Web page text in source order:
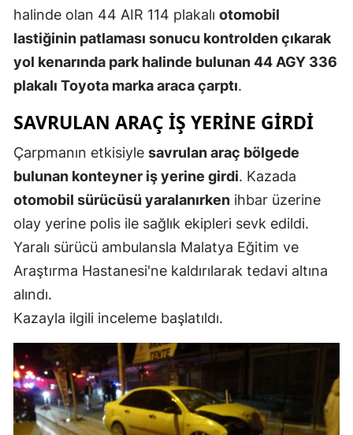
Hatay
Isparta
Kars
Kastamonu
Kayseri
Kütahya
halinde olan 44 AIR 114 plakalı otomobil
lastiğinin patlaması sonucu kontrolden çıkarak
yol kenarında park halinde bulunan 44 AGY 336
plakalı Toyota marka araca çarptı.
SAVRULAN ARAÇ İŞ YERİNE GİRDİ
Çarpmanın etkisiyle savrulan araç bölgede
bulunan konteyner iş yerine girdi. Kazada
otomobil sürücüsü yaralanırken ihbar üzerine
olay yerine polis ile sağlık ekipleri sevk edildi.
Yaralı sürücü ambulansla Malatya Eğitim ve
Araştırma Hastanesi'ne kaldırılarak tedavi altına
alındı.
Kazayla ilgili inceleme başlatıldı.